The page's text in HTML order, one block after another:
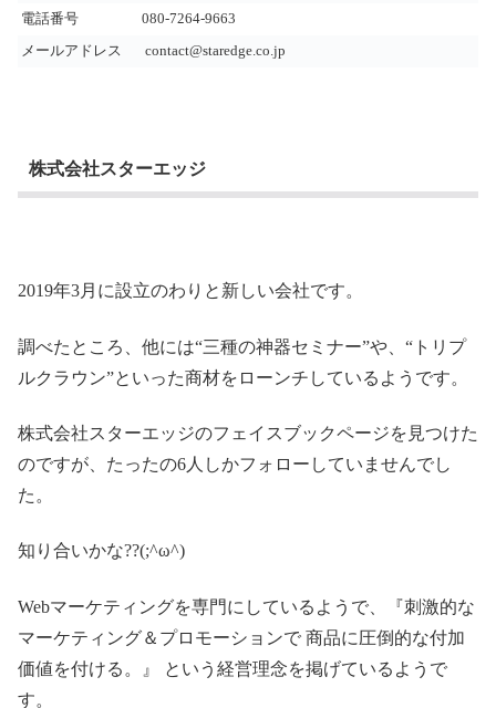
電話番号 080-7264-9663
メールアドレス contact@staredge.co.jp
株式会社スターエッジ
2019年3月に設立のわりと新しい会社です。
調べたところ、他には“三種の神器セミナー”や、“トリプ
ルクラウン”といった商材をローンチしているようです。
株式会社スターエッジのフェイスブックページを見つけた
のですが、たったの6人しかフォローしていませんでし
た。
知り合いかな??(;^ω^)
Webマーケティングを専門にしているようで、『刺激的な
マーケティング＆プロモーションで 商品に圧倒的な付加
価値を付ける。』 という経営理念を掲げているようで
す。